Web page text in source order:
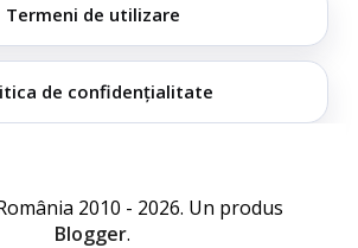
Termeni de utilizare
de confidențialitate
2010 - 2026. Un produs
Blogger.